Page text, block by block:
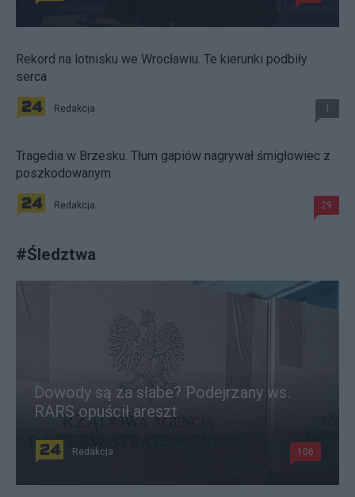
Rekord na lotnisku we Wrocławiu. Te kierunki podbiły
serca
Redakcja 1
Tragedia w Brzesku. Tłum gapiów nagrywał śmigłowiec z
poszkodowanym
Redakcja 29
#Śledztwa
Dowody są za słabe? Podejrzany ws.
RARS opuścił areszt
Redakcja 106